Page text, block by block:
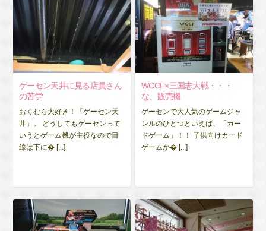
ゲーセン天井に見る店員さん
の苦労
おくむら大好き！「ゲーセン天
井」。 どうしてもゲーセンって
いうとゲーム機が主役なので目
線は下に� [...]
WCCF×三国志大戦・・・
な、販売機
ゲーセンで大人気のゲームジャ
ンルのひとつといえば、「カー
ドゲーム」！！ 子供向けカード
ゲームか� [...]